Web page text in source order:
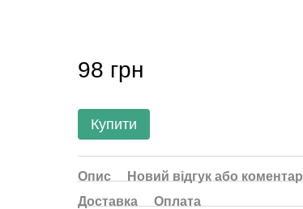
98 грн
Купити
Опис
Новий відгук або коментар
Доставка
Оплата